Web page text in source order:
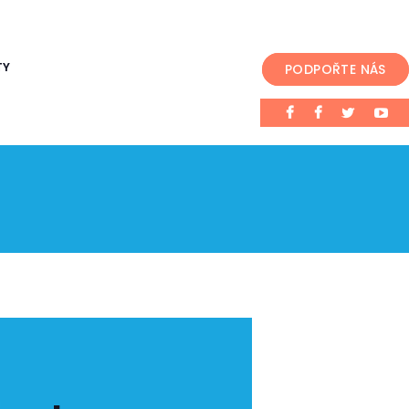
PODPOŘTE NÁS
poradenství, kurzy češtiny, podporujeme multikulturalitu.